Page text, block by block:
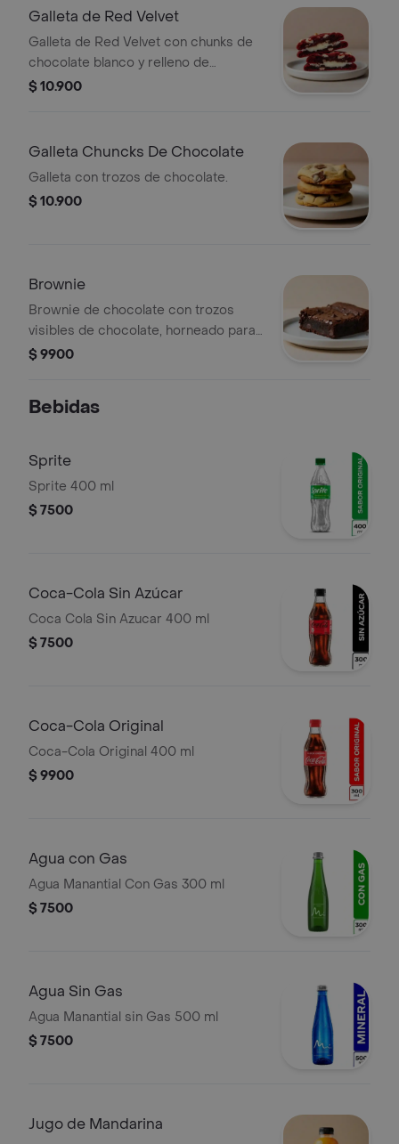
Galleta de Red Velvet
Galleta de Red Velvet con chunks de
chocolate blanco y relleno de
Cheesecake.
$ 10.900
Galleta Chuncks De Chocolate
Galleta con trozos de chocolate.
$ 10.900
Brownie
Brownie de chocolate con trozos
visibles de chocolate, horneado para
una textura suave y húmeda.
$ 9900
Bebidas
Sprite
Sprite 400 ml
$ 7500
Coca-Cola Sin Azúcar
Coca Cola Sin Azucar 400 ml
$ 7500
Coca-Cola Original
Coca-Cola Original 400 ml
$ 9900
Agua con Gas
Agua Manantial Con Gas 300 ml
$ 7500
Agua Sin Gas
Agua Manantial sin Gas 500 ml
$ 7500
Jugo de Mandarina